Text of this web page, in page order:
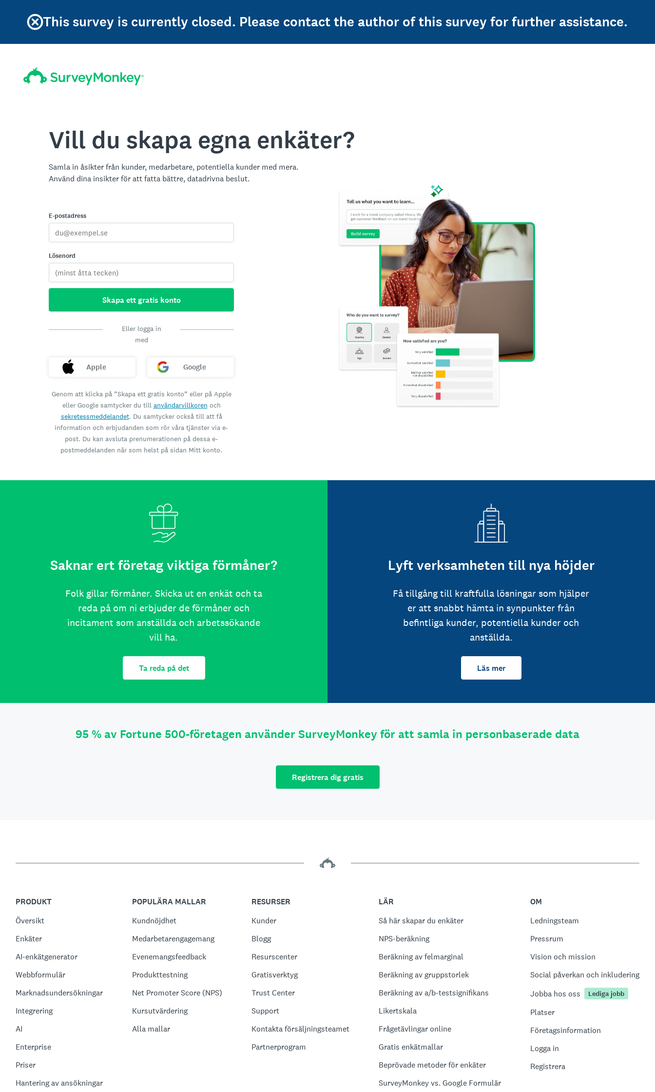
This survey is currently closed. Please contact the author of this survey for further assistance.
Vill du skapa egna enkäter?
Samla in åsikter från kunder, medarbetare, potentiella kunder med mera.
Använd dina insikter för att fatta bättre, datadrivna beslut.
E-postadress
Lösenord
Skapa ett gratis konto
Eller logga in
med
Apple Google
Genom att klicka på ”Skapa ett gratis konto” eller på Apple
eller Google samtycker du till användarvillkoren och
sekretessmeddelandet. Du samtycker också till att få
information och erbjudanden som rör våra tjänster via e-
post. Du kan avsluta prenumerationen på dessa e-
postmeddelanden när som helst på sidan Mitt konto.
Saknar ert företag viktiga förmåner?
Folk gillar förmåner. Skicka ut en enkät och ta
reda på om ni erbjuder de förmåner och
incitament som anställda och arbetssökande
vill ha.
Ta reda på det
Lyft verksamheten till nya höjder
Få tillgång till kraftfulla lösningar som hjälper
er att snabbt hämta in synpunkter från
befintliga kunder, potentiella kunder och
anställda.
Läs mer
95 % av Fortune 500-företagen använder SurveyMonkey för att samla in personbaserade data
Registrera dig gratis
PRODUKT
Översikt
Enkäter
AI-enkätgenerator
Webbformulär
Marknadsundersökningar
Integrering
AI
Enterprise
Priser
Hantering av ansökningar
POPULÄRA MALLAR
Kundnöjdhet
Medarbetarengagemang
Evenemangsfeedback
Produkttestning
Net Promoter Score (NPS)
Kursutvärdering
Alla mallar
RESURSER
Kunder
Blogg
Resurscenter
Gratisverktyg
Trust Center
Support
Kontakta försäljningsteamet
Partnerprogram
LÄR
Så här skapar du enkäter
NPS-beräkning
Beräkning av felmarginal
Beräkning av gruppstorlek
Beräkning av a/b-testsignifikans
Likertskala
Frågetävlingar online
Gratis enkätmallar
Beprövade metoder för enkäter
SurveyMonkey vs. Google Formulär
OM
Ledningsteam
Pressrum
Vision och mission
Social påverkan och inkludering
Jobba hos oss
Lediga jobb
Platser
Företagsinformation
Logga in
Registrera